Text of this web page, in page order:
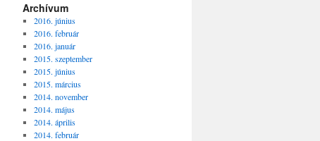
Archívum
2016. június
2016. február
2016. január
2015. szeptember
2015. június
2015. március
2014. november
2014. május
2014. április
2014. február